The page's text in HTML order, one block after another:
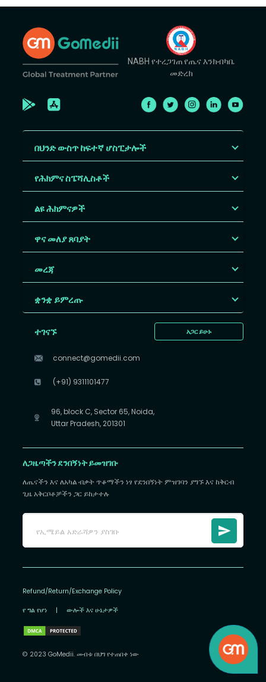
NABH የተረጋገጠ የጤና እንክብካቤ
መድረክ
በህንድ ውስጥ ከፍተኛ ሆስፒታሎች
የሕክምና ስፔሻሊስቶች
ልዩ ሕክምናዎች
ዋና መለያ ጸባያት
መረጃ
ቋንቋ ይምረጡ
አጋር ይሁኑ
ተገናኙ
connect@gomedii.com
(+91) 9311101477
96, block C, Sector 65, Noida,
Uttar Pradesh, 201301
ለጋዜጣችን ደንበኝነት ይመዝገቡ
ለጤናችን እና ለአካል ብቃት ጥቆማችን ነፃ የደንበኝነት ምዝገባን ያግኙ እና ከቅርብ
ጊዜ አቅርቦቶቻችን ጋር ይከታተሉ
Refund/Return/Exchange Policy
የ ግል የሆነ | ውሎች እና ሁኔታዎች
© 2023 GoMedii. መብቱ በህግ የተጠበቀ ነው